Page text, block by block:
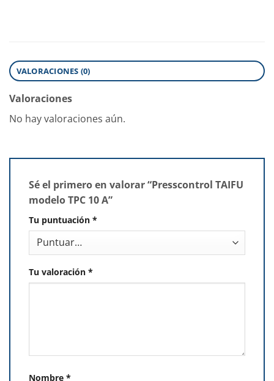
VALORACIONES (0)
Valoraciones
No hay valoraciones aún.
Sé el primero en valorar “Presscontrol TAIFU
modelo TPC 10 A”
Tu puntuación *
Tu valoración *
Nombre *